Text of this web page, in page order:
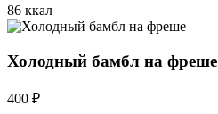
86 ккал
Холодный бамбл на фреше
400 ₽